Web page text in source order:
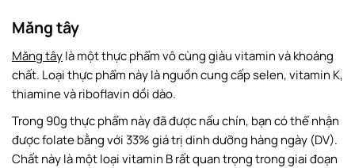
Măng tây
Măng tâylà một thực phẩm vô cùng giàu vitamin và khoáng
chất. Loại thực phẩm này là nguồn cung cấp selen, vitamin K,
thiamine và riboflavin dồi dào.
Trong 90g thực phẩm này đã được nấu chín, bạn có thể nhận
được folate bằng với 33% giá trị dinh dưỡng hàng ngày (DV).
Chất này là một loại vitamin B rất quan trọng trong giai đoạn